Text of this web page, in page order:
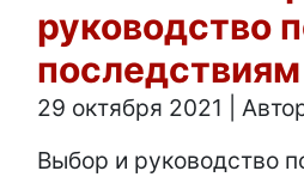
руководство
последствиям
29 октября 2021
Выбор и руководство